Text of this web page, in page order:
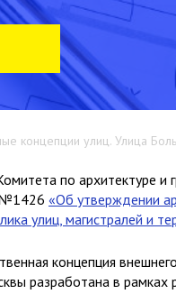
концепции улиц. Улица
по архитектуре и
«Об утверждении
улиц, магистралей и
концепция
разработана в рамках